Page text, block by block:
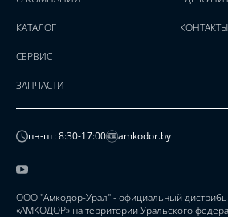
КАТАЛОГ
СЕРВИС
ЗАПЧАСТИ
КОНТАКТЫ
пн-пт: 8:30-17:00 amkodor.by
ООО "Амкодор-Урал" - официальный
«АМКОДОР» на территории Уральского